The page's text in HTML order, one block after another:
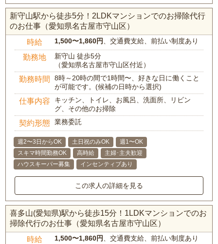
新守山駅から徒歩5分！2LDKマンションでのお掃除代行
のお仕事（愛知県名古屋市守山区）
時給 1,500〜1,860円 、交通費支給、前払い制度あり
勤務地
新守山 徒歩5分
（愛知県名古屋市守山区付近）
勤務時間
8時～20時の間で1時間〜、好きな日に働くこと
が可能です。(候補の日時から選択)
仕事内容
キッチン、トイレ、お風呂、洗面所、リビン
グ、その他のお掃除
契約形態 業務委託
週2〜3日からOK 土日祝のみOK
週1〜OK
スキマ時間勤務OK
高時給
主婦･主夫歓迎
ハウスキーパー募集
インセンティブあり
この求人の詳細を見る
喜多山(愛知県)駅から徒歩15分！1LDKマンションでのお
掃除代行のお仕事（愛知県名古屋市守山区）
時給 1,500〜1,860円 、交通費支給、前払い制度あり